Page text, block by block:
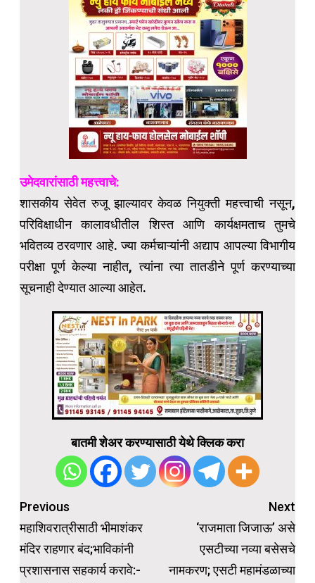
उमेदवारांसाठी महत्त्वाचे:
शासकीय सेवेत रुजू झाल्यावर केवळ नियुक्ती महत्त्वाची नसून,
परिविक्षाधीन कालावधीतील शिस्त आणि कार्यक्षमताच तुमचे
भवितव्य ठरवणार आहे. ज्या कर्मचाऱ्यांनी अद्याप आपल्या विभागीय
परीक्षा पूर्ण केल्या नाहीत, त्यांना त्या तातडीने पूर्ण करण्याच्या
सूचनाही देण्यात आल्या आहेत.
बातमी शेअर करण्यासाठी येथे क्लिक करा
Post
navigation
Previous
महाशिवरात्रीसाठी भीमाशंकर
मंदिर राहणार बंद;भाविकांनी
प्रशासनास सहकार्य करावे:-
Next
‘राजमाता जिजाऊ’ असे
एसटीच्या नव्या बसेसचे
नामकरण; एसटी महामंडळाच्या